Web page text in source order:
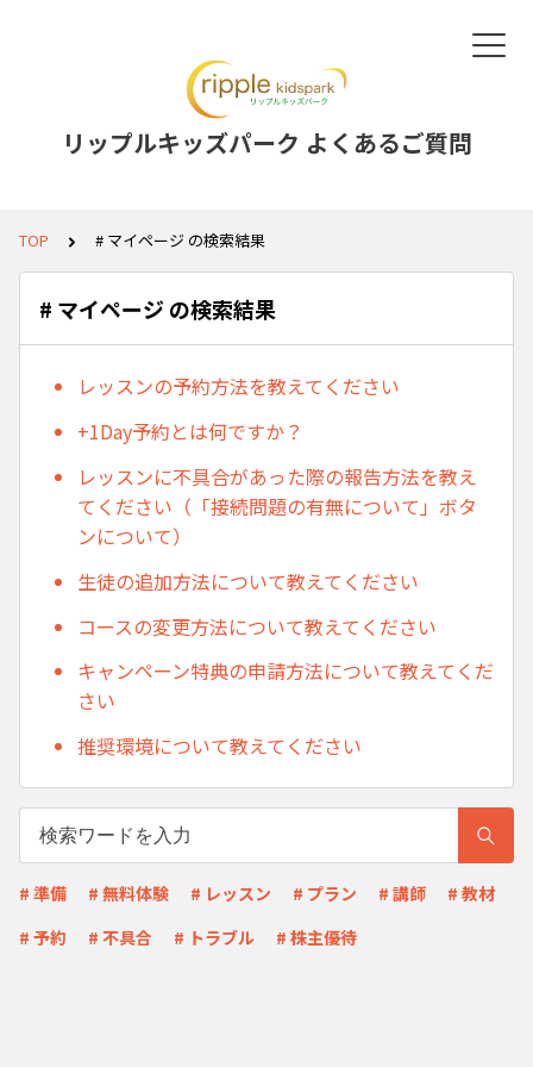
リップルキッズパーク よくあるご質問
TOP # マイページ の検索結果
# マイページ の検索結果
レッスンの予約方法を教えてください
+1Day予約とは何ですか？
レッスンに不具合があった際の報告方法を教え
てください（「接続問題の有無について」ボタ
ンについて）
生徒の追加方法について教えてください
コースの変更方法について教えてください
キャンペーン特典の申請方法について教えてくだ
さい
推奨環境について教えてください
# 準備 # 無料体験 # レッスン # プラン # 講師
# 教材
# 予約
# 不具合 # トラブル # 株主優待